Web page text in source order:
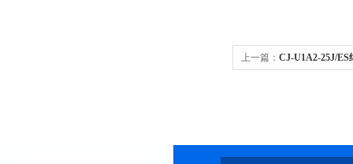
上一篇： CJ-U1A2-25J/